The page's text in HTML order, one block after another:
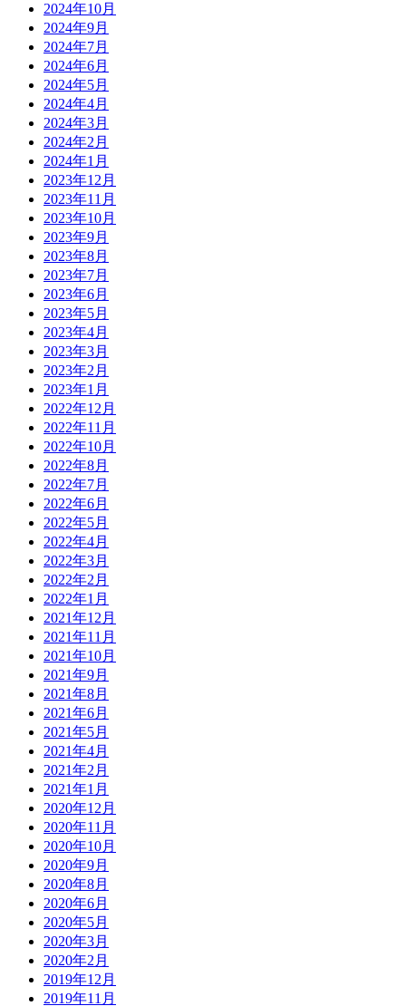
2024年10月
2024年9月
2024年7月
2024年6月
2024年5月
2024年4月
2024年3月
2024年2月
2024年1月
2023年12月
2023年11月
2023年10月
2023年9月
2023年8月
2023年7月
2023年6月
2023年5月
2023年4月
2023年3月
2023年2月
2023年1月
2022年12月
2022年11月
2022年10月
2022年8月
2022年7月
2022年6月
2022年5月
2022年4月
2022年3月
2022年2月
2022年1月
2021年12月
2021年11月
2021年10月
2021年9月
2021年8月
2021年6月
2021年5月
2021年4月
2021年2月
2021年1月
2020年12月
2020年11月
2020年10月
2020年9月
2020年8月
2020年6月
2020年5月
2020年3月
2020年2月
2019年12月
2019年11月